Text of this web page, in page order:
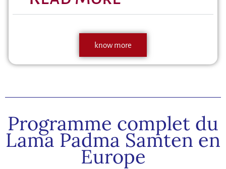
know more
Programme complet du
Lama Padma Samten en
Europe